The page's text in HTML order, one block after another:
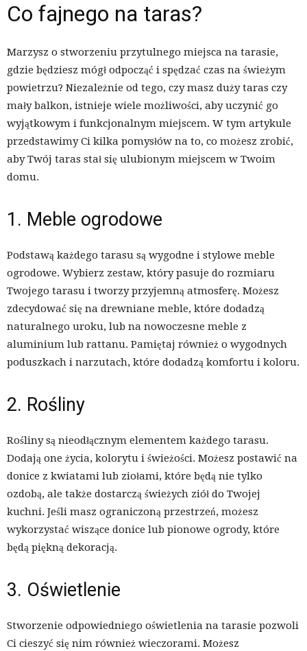
Co fajnego na taras?
Marzysz o stworzeniu przytulnego miejsca na tarasie,
gdzie będziesz mógł odpocząć i spędzać czas na świeżym
powietrzu? Niezależnie od tego, czy masz duży taras czy
mały balkon, istnieje wiele możliwości, aby uczynić go
wyjątkowym i funkcjonalnym miejscem. W tym artykule
przedstawimy Ci kilka pomysłów na to, co możesz zrobić,
aby Twój taras stał się ulubionym miejscem w Twoim
domu.
1. Meble ogrodowe
Podstawą każdego tarasu są wygodne i stylowe meble
ogrodowe. Wybierz zestaw, który pasuje do rozmiaru
Twojego tarasu i tworzy przyjemną atmosferę. Możesz
zdecydować się na drewniane meble, które dodadzą
naturalnego uroku, lub na nowoczesne meble z
aluminium lub rattanu. Pamiętaj również o wygodnych
poduszkach i narzutach, które dodadzą komfortu i koloru.
2. Rośliny
Rośliny są nieodłącznym elementem każdego tarasu.
Dodają one życia, kolorytu i świeżości. Możesz postawić na
donice z kwiatami lub ziołami, które będą nie tylko
ozdobą, ale także dostarczą świeżych ziół do Twojej
kuchni. Jeśli masz ograniczoną przestrzeń, możesz
wykorzystać wiszące donice lub pionowe ogrody, które
będą piękną dekoracją.
3. Oświetlenie
Stworzenie odpowiedniego oświetlenia na tarasie pozwoli
Ci cieszyć się nim również wieczorami. Możesz